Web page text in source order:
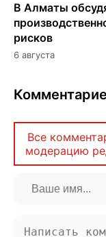
В Алматы
рисков
6 августа
Все
модерацию